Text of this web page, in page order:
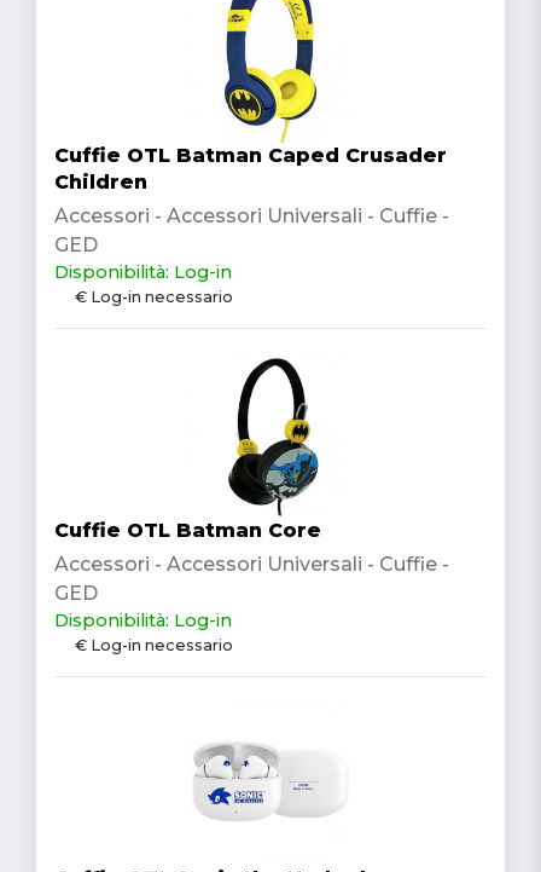
Cuffie OTL Batman Caped Crusader
Children
Accessori - Accessori Universali - Cuffie -
GED
Disponibilità: Log-in
€ Log-in necessario
Cuffie OTL Batman Core
Accessori - Accessori Universali - Cuffie -
GED
Disponibilità: Log-in
€ Log-in necessario